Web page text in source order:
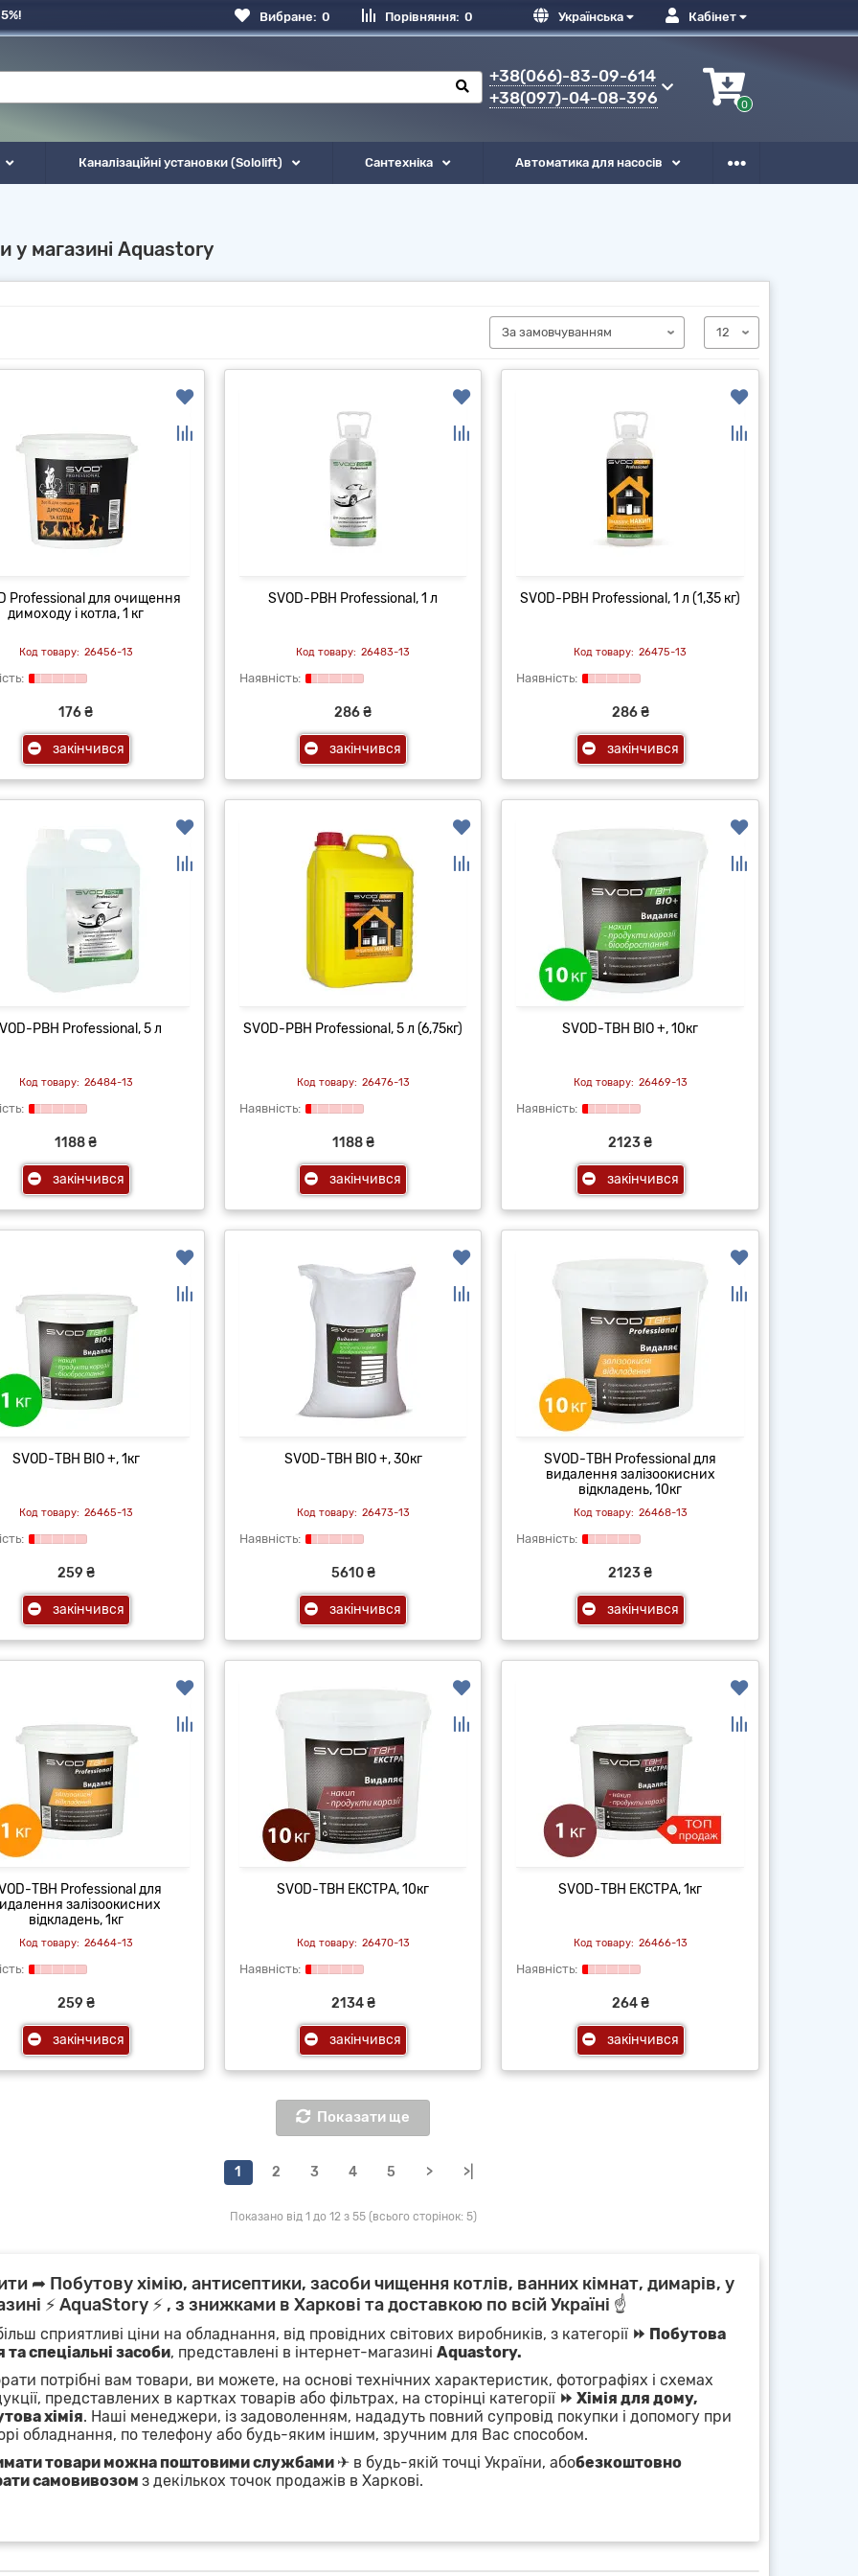
Кабінет
Українська
Порівняння: 0
Вибране: 0
+38(066)-83-09-614
+38(097)-04-08-396
0
Каналізаційні установки (Sololift) Сантехніка Автоматика для насосів
у магазині Aquastory
Professional для очищення
димоходу і котла, 1 кг
26456-13
176 ₴
закінчився
SVOD-РВН Professional, 1 л
26483-13
286 ₴
закінчився
SVOD-РВН Professional, 1 л (1,35 кг)
26475-13
286 ₴
закінчився
РВН Professional, 5 л
26484-13
1188 ₴
закінчився
SVOD-РВН Professional, 5 л (6,75кг)
26476-13
1188 ₴
закінчився
SVOD-ТВН BIO +, 10кг
26469-13
2123 ₴
закінчився
SVOD-ТВН BIO +, 1кг
26465-13
259 ₴
закінчився
SVOD-ТВН BIO +, 30кг
26473-13
5610 ₴
закінчився
SVOD-ТВН Professional для
видалення залізоокисних
відкладень, 10кг
26468-13
2123 ₴
закінчився
ТВН Professional для
залізоокисних
відкладень, 1кг
26464-13
259 ₴
закінчився
SVOD-ТВН ЕКСТРА, 10кг
26470-13
2134 ₴
закінчився
SVOD-ТВН ЕКСТРА, 1кг
26466-13
264 ₴
закінчився
Показати ще
1 2 3 4 5 > >|
Показано від 1 до 12 з 55 (всього сторінок: 5)
➦ Побутову хімію, антисептики, засоби чищення котлів, ванних кімнат, димарів, у
⚡ AquaStory ⚡ , з знижками в Харкові та доставкою по всій Україні ☝
сприятливі ціни на обладнання, від провідних світових виробників, з категорії ⏩ Побутова
та спеціальні засоби, представлені в інтернет-магазині Aquastory.
потрібні вам товари, ви можете, на основі технічних характеристик, фотографіях і схемах
представлених в картках товарів або фільтрах, на сторінці категорії ⏩ Хімія для дому,
хімія. Наші менеджери, із задоволенням, нададуть повний супровід покупки і допомогу при
обладнання, по телефону або будь-яким іншим, зручним для Вас способом.
товари можна поштовими службами ✈ в будь-якій точці України, абобезкоштовно
самовивозом з декількох точок продажів в Харкові.